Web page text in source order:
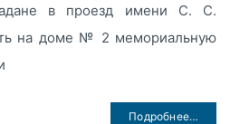
в проезд имени С. С.
на доме № 2 мемориальную
Подробнее…